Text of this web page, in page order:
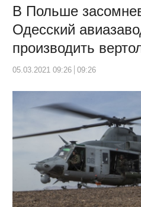
В Польше
Одесский
производить
05.03.2021 09:26 09:26